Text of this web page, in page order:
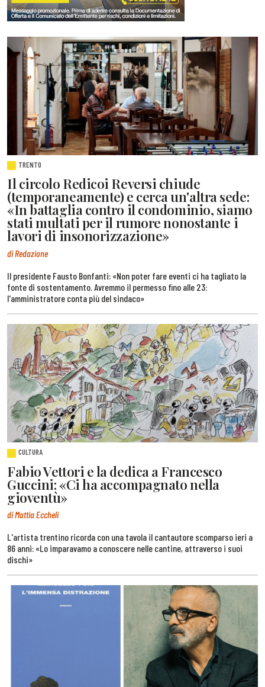
TRENTO
Il circolo Redicoi Reversi chiude
(temporaneamente) e cerca un'altra sede:
«In battaglia contro il condominio, siamo
stati multati per il rumore nonostante i
lavori di insonorizzazione»
di Redazione
Il presidente Fausto Bonfanti: «Non poter fare eventi ci ha tagliato la
fonte di sostentamento. Avremmo il permesso fino alle 23:
l'amministratore conta più del sindaco»
CULTURA
Fabio Vettori e la dedica a Francesco
Guccini: «Ci ha accompagnato nella
gioventù»
di Mattia Eccheli
L'artista trentino ricorda con una tavola il cantautore scomparso ieri a
86 anni: «Lo imparavamo a conoscere nelle cantine, attraverso i suoi
dischi»